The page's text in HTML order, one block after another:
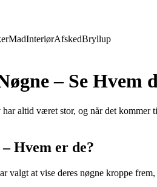
MadInteriørAfskedBryllup
– Se Hvem
altid været stor, og når det
Hvem er de?
valgt at vise deres nøgne kroppe